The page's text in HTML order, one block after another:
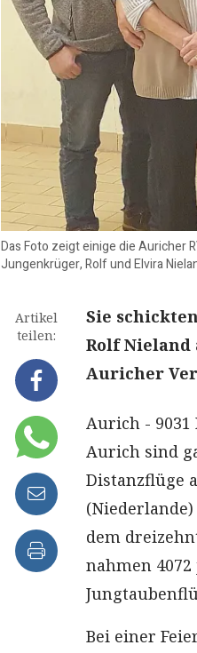
Das Foto zeigt einige die Auricher
Jungenkrüger, Rolf und Elvira
Artikel
teilen:
Sie
Rolf
Auricher
Aurich - 9031
Aurich sind
Distanzflüge
dem
nahmen
Bei einer